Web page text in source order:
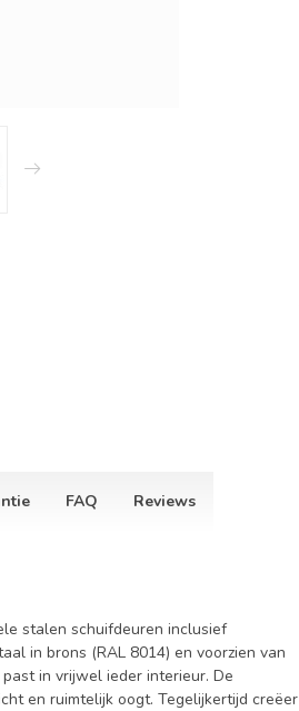
FAQ Reviews
stalen schuifdeuren inclusief
in brons (RAL 8014) en voorzien van
in vrijwel ieder interieur. De
en ruimtelijk oogt. Tegelijkertijd creëer